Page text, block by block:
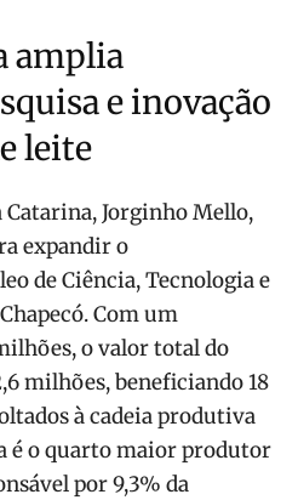
amplia
e inovação
leite
Catarina, Jorginho Mello,
expandir o
de Ciência, Tecnologia e
Com um
o valor total do
milhões, beneficiando 18
à cadeia produtiva
é o quarto maior produtor
por 9,3% da